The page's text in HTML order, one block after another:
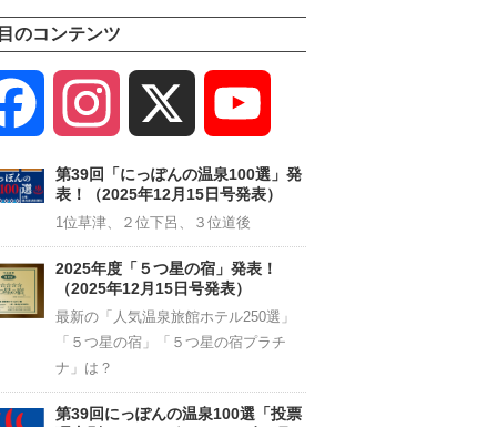
のコンテンツ
Facebook Instagram
Channel
第39回「にっぽんの温泉100選」発
表！（2025年12月15日号発表）
1位草津、２位下呂、３位道後
2025年度「５つ星の宿」発表！
（2025年12月15日号発表）
最新の「人気温泉旅館ホテル250選」
「５つ星の宿」「５つ星の宿プラチ
ナ」は？
第39回にっぽんの温泉100選「投票